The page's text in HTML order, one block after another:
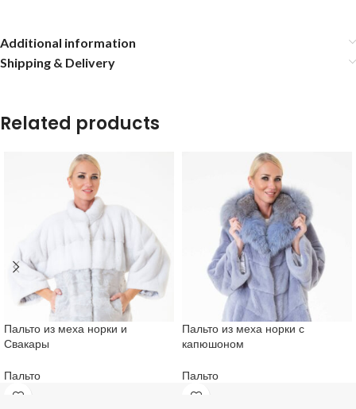
Additional information
Shipping & Delivery
Related products
Пальто из меха норки и
Свакары
Пальто
Пальто из меха норки с
капюшоном
Пальто